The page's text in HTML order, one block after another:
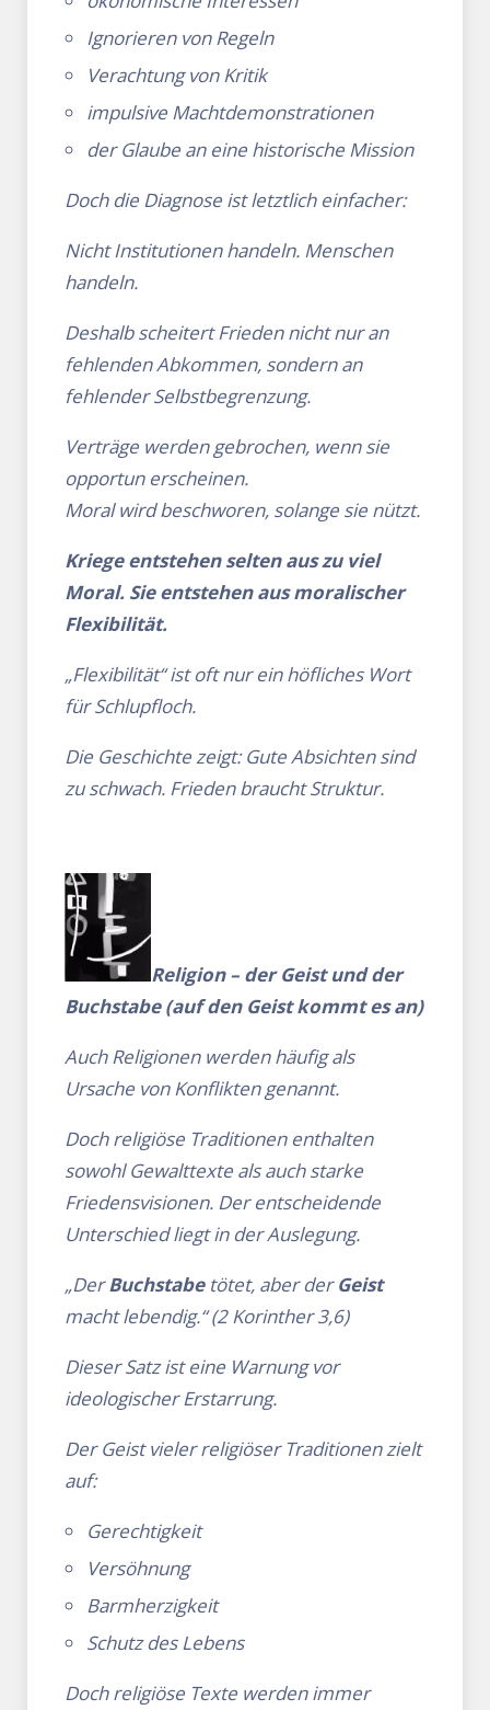
Ignorieren von Regeln
Verachtung von Kritik
impulsive Machtdemonstrationen
der Glaube an eine historische Mission
Doch die Diagnose ist letztlich einfacher:
Nicht Institutionen handeln. Menschen
handeln.
Deshalb scheitert Frieden nicht nur an
fehlenden Abkommen, sondern an
fehlender Selbstbegrenzung.
Verträge werden gebrochen, wenn sie
opportun erscheinen.
Moral wird beschworen, solange sie nützt.
Kriege entstehen selten aus zu viel
Moral. Sie entstehen aus moralischer
Flexibilität.
„Flexibilität“ ist oft nur ein höfliches Wort
für Schlupfloch.
Die Geschichte zeigt: Gute Absichten sind
zu schwach. Frieden braucht Struktur.
Religion – der Geist und der
Buchstabe (auf den Geist kommt es an)
Auch Religionen werden häufig als
Ursache von Konflikten genannt.
Doch religiöse Traditionen enthalten
sowohl Gewalttexte als auch starke
Friedensvisionen. Der entscheidende
Unterschied liegt in der Auslegung.
„DerBuchstabetötet, aber derGeist
macht lebendig.“ (2 Korinther 3,6)
Dieser Satz ist eine Warnung vor
ideologischer Erstarrung.
Der Geist vieler religiöser Traditionen zielt
auf:
Gerechtigkeit
Versöhnung
Barmherzigkeit
Schutz des Lebens
Doch religiöse Texte werden immer